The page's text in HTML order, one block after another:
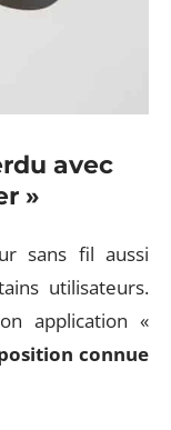
avec
»
sans fil aussi
utilisateurs.
application «
connue